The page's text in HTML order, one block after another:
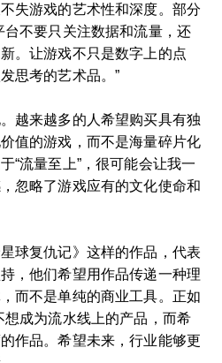
失游戏的艺术性和深度。部分
台不要只关注数据和流量，还
。让游戏不只是数字上的点
思考的艺术品。”
越来越多的人希望购买具有独
值的游戏，而不是海量碎片化
“流量至上”，很可能会让我一
忽略了游戏应有的文化使命和
球复仇记》这样的作品，代表
，他们希望用作品传递一种理
而不是单纯的商业工具。正如
想成为流水线上的产品，而希
作品。希望未来，行业能够更